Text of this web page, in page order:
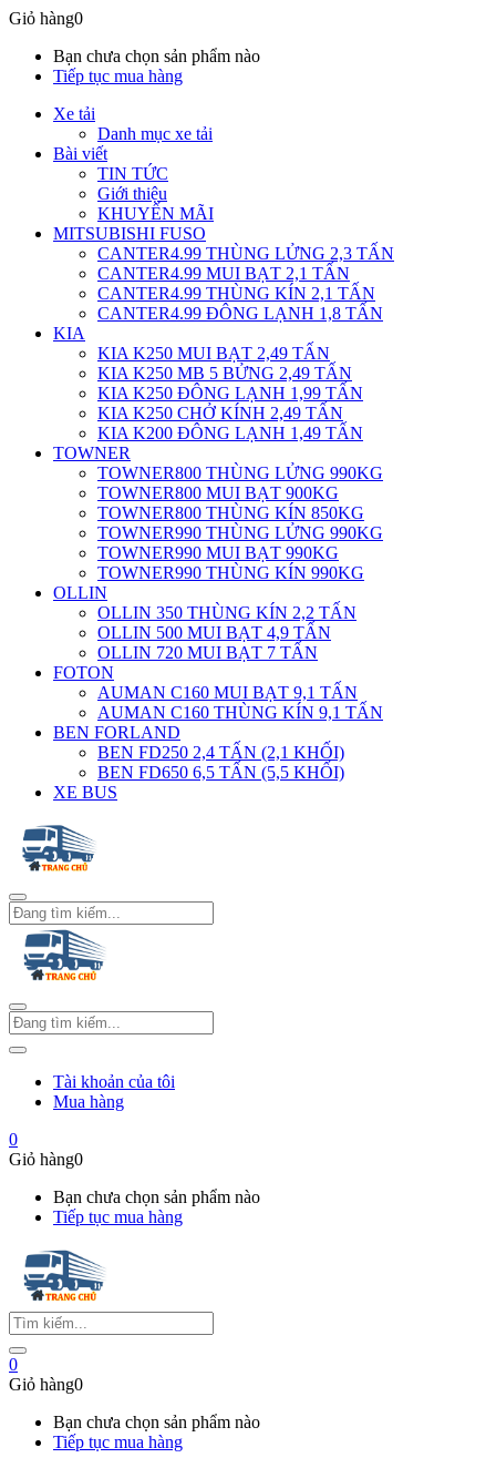
Giỏ hàng0
Bạn chưa chọn sản phẩm nào
Tiếp tục mua hàng
Xe tải
Danh mục xe tải
Bài viết
TIN TỨC
Giới thiệu
KHUYẾN MÃI
MITSUBISHI FUSO
CANTER4.99 THÙNG LỬNG 2,3 TẤN
CANTER4.99 MUI BẠT 2,1 TẤN
CANTER4.99 THÙNG KÍN 2,1 TẤN
CANTER4.99 ĐÔNG LẠNH 1,8 TẤN
KIA
KIA K250 MUI BẠT 2,49 TẤN
KIA K250 MB 5 BỬNG 2,49 TẤN
KIA K250 ĐÔNG LẠNH 1,99 TẤN
KIA K250 CHỞ KÍNH 2,49 TẤN
KIA K200 ĐÔNG LẠNH 1,49 TẤN
TOWNER
TOWNER800 THÙNG LỬNG 990KG
TOWNER800 MUI BẠT 900KG
TOWNER800 THÙNG KÍN 850KG
TOWNER990 THÙNG LỬNG 990KG
TOWNER990 MUI BẠT 990KG
TOWNER990 THÙNG KÍN 990KG
OLLIN
OLLIN 350 THÙNG KÍN 2,2 TẤN
OLLIN 500 MUI BẠT 4,9 TẤN
OLLIN 720 MUI BẠT 7 TẤN
FOTON
AUMAN C160 MUI BẠT 9,1 TẤN
AUMAN C160 THÙNG KÍN 9,1 TẤN
BEN FORLAND
BEN FD250 2,4 TẤN (2,1 KHỐI)
BEN FD650 6,5 TẤN (5,5 KHỐI)
XE BUS
Tài khoản của tôi
Mua hàng
0
Giỏ hàng0
Bạn chưa chọn sản phẩm nào
Tiếp tục mua hàng
0
Giỏ hàng0
Bạn chưa chọn sản phẩm nào
Tiếp tục mua hàng